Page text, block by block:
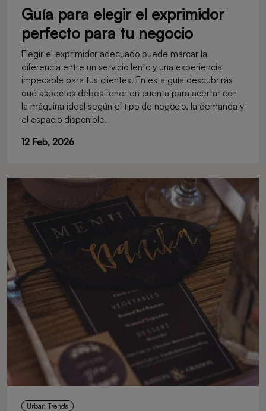
Guía para elegir el exprimidor
perfecto para tu negocio
Elegir el exprimidor adecuado puede marcar la
diferencia entre un servicio lento y una experiencia
impecable para tus clientes. En esta guía descubrirás
qué aspectos debes tener en cuenta para acertar con
la máquina ideal según el tipo de negocio, la demanda y
el espacio disponible.
12 Feb, 2026
Urban Trends